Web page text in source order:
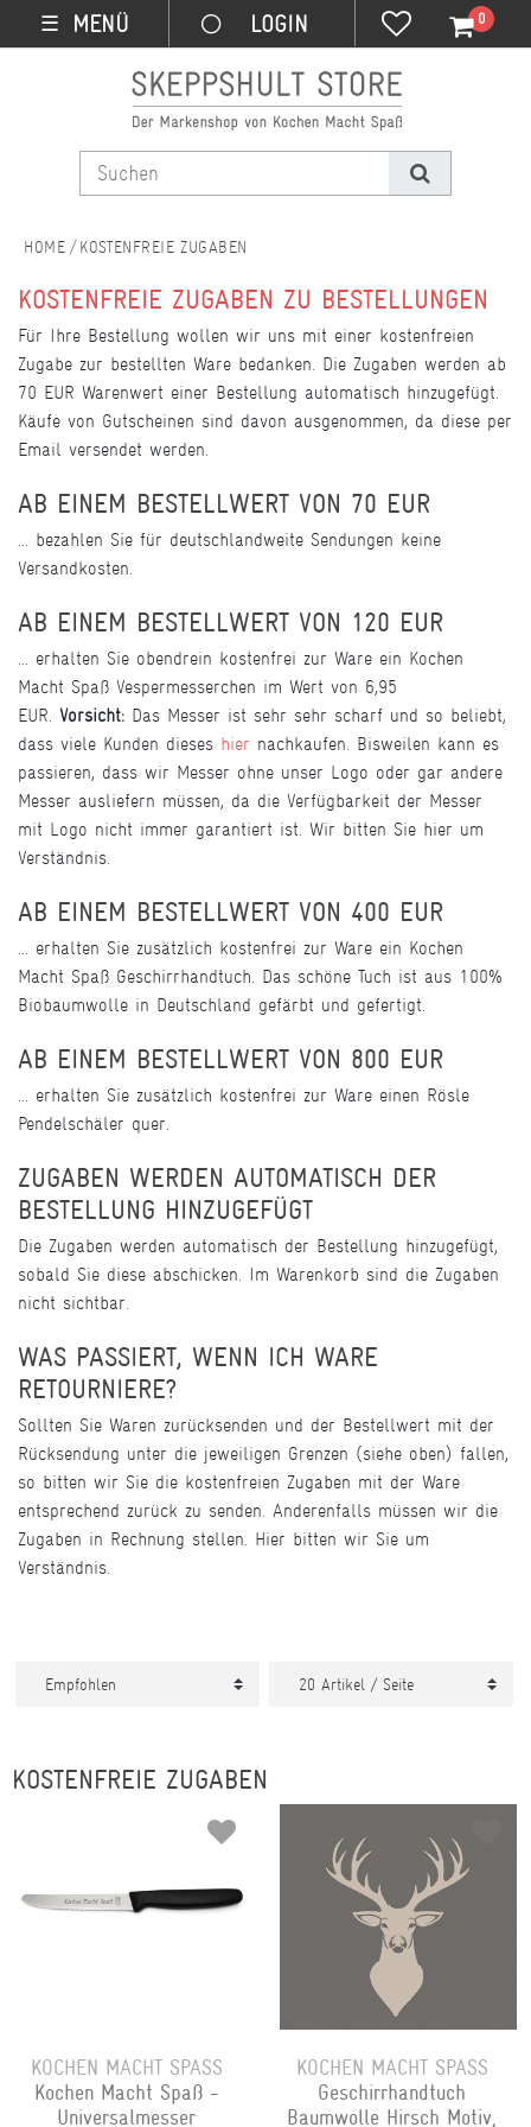
☰ MENÜ 0
KOSTENFREIE ZUGABEN
KOSTENFREIE ZUGABEN ZU BESTELLUNGEN
Für Ihre Bestellung wollen wir uns mit einer kostenfreien
Zugabe zur bestellten Ware bedanken. Die Zugaben werden ab
70 EUR Warenwert einer Bestellung automatisch hinzugefügt.
Käufe von Gutscheinen sind davon ausgenommen, da diese per
Email versendet werden.
AB EINEM BESTELLWERT VON 70 EUR
... bezahlen Sie für deutschlandweite Sendungen keine
Versandkosten.
AB EINEM BESTELLWERT VON 120 EUR
... erhalten Sie obendrein kostenfrei zur Ware ein Kochen
Macht Spaß Vespermesserchen im Wert von 6,95
EUR. Vorsicht: Das Messer ist sehr sehr scharf und so beliebt,
dass viele Kunden dieses hier nachkaufen. Bisweilen kann es
passieren, dass wir Messer ohne unser Logo oder gar andere
Messer ausliefern müssen, da die Verfügbarkeit der Messer
mit Logo nicht immer garantiert ist. Wir bitten Sie hier um
Verständnis.
AB EINEM BESTELLWERT VON 400 EUR
... erhalten Sie zusätzlich kostenfrei zur Ware ein Kochen
Macht Spaß Geschirrhandtuch. Das schöne Tuch ist aus 100%
Biobaumwolle in Deutschland gefärbt und gefertigt.
AB EINEM BESTELLWERT VON 800 EUR
... erhalten Sie zusätzlich kostenfrei zur Ware einen Rösle
Pendelschäler quer.
ZUGABEN WERDEN AUTOMATISCH DER
BESTELLUNG HINZUGEFÜGT
Die Zugaben werden automatisch der Bestellung hinzugefügt,
sobald Sie diese abschicken. Im Warenkorb sind die Zugaben
nicht sichtbar.
WAS PASSIERT, WENN ICH WARE
RETOURNIERE?
Sollten Sie Waren zurücksenden und der Bestellwert mit der
Rücksendung unter die jeweiligen Grenzen (siehe oben) fallen,
so bitten wir Sie die kostenfreien Zugaben mit der Ware
entsprechend zurück zu senden. Anderenfalls müssen wir die
Zugaben in Rechnung stellen. Hier bitten wir Sie um
Verständnis.
KOSTENFREIE ZUGABEN
KOCHEN MACHT SPASS
Kochen Macht Spaß -
Universalmesser
KOCHEN MACHT SPASS
Geschirrhandtuch
Baumwolle Hirsch Motiv,